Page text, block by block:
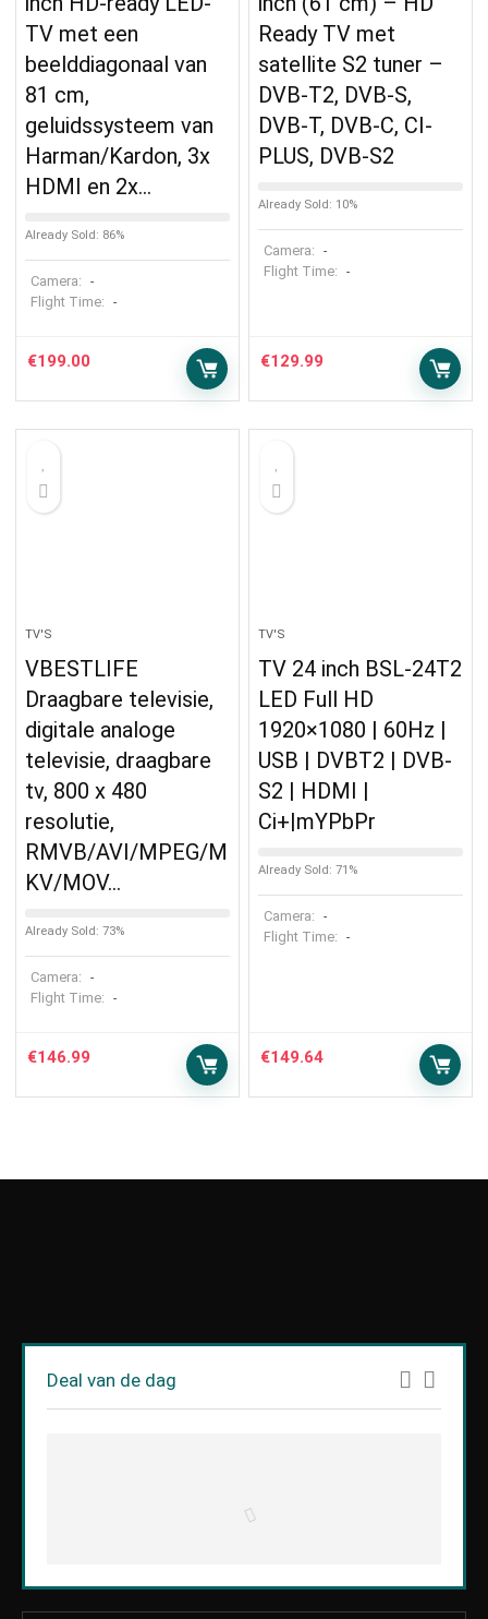
TV met een
beelddiagonaal van
81 cm,
geluidssysteem van
Harman/Kardon, 3x
HDMI en 2x…
Already Sold: 86%
Camera: -
Flight Time: -
€199.00
Ready TV met
satellite S2 tuner –
DVB-T2, DVB-S,
DVB-T, DVB-C, CI-
PLUS, DVB-S2
Already Sold: 10%
Camera: -
Flight Time: -
€129.99
TV'S
VBESTLIFE
Draagbare televisie,
digitale analoge
televisie, draagbare
tv, 800 x 480
resolutie,
RMVB/AVI/MPEG/M
KV/MOV…
Already Sold: 73%
Camera: -
Flight Time: -
€146.99
TV'S
TV 24 inch BSL-24T2
LED Full HD
1920×1080 | 60Hz |
USB | DVBT2 | DVB-
S2 | HDMI |
Ci+|mYPbPr
Already Sold: 71%
Camera: -
Flight Time: -
€149.64
Deal van de dag